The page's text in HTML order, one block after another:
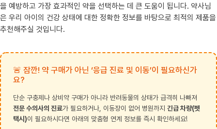
을 예방하고 가장 효과적인 약을 선택하는 데 큰 도움이 됩니다. 약사님
은 우리 아이의 건강 상태에 대한 정확한 정보를 바탕으로 최적의 제품을
추천해주실 것입니다.
🚨 잠깐! 약 구매가 아닌 ‘응급 진료 및 이동’이 필요하신가
요?
단순 구충제나 상비약 구매가 아니라 반려동물의 상태가 급격히 나빠져
전문 수의사의 진료가 필요하거나, 이동장이 없어 병원까지 긴급 차량(펫
택시)이 필요하시다면 아래의 맞춤형 연계 정보를 즉시 확인하세요!